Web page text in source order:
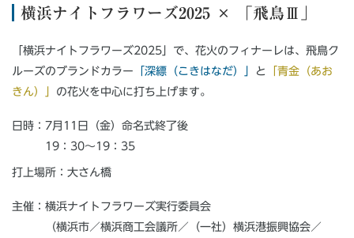
横浜ナイトフラワーズ2025 × 「飛鳥Ⅲ」
「横浜ナイトフラワーズ2025」で、花火のフィナーレは、飛鳥ク
ルーズのブランドカラー 「深縹（こきはなだ）」 と 「青金（あお
きん）」 の花火を中心に打ち上げます。
日時：7月11日（金）命名式終了後
19：30～19：35
打上場所：大さん橋
主催：横浜ナイトフラワーズ実行委員会
（横浜市／横浜商工会議所／（一社）横浜港振興協会／